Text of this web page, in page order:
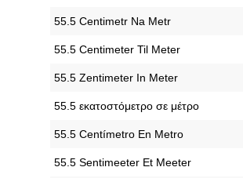
‎55.5 Centimetr Na Metr
‎55.5 Centimeter Til Meter
‎55.5 Zentimeter In Meter
‎55.5 εκατοστόμετρο σε μέτρο
‎55.5 Centímetro En Metro
‎55.5 Sentimeeter Et Meeter